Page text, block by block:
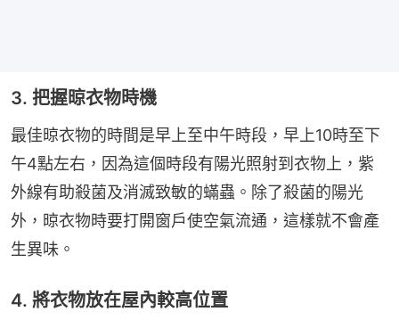
3. 把握晾衣物時機
最佳晾衣物的時間是早上至中午時段，早上10時至下
午4點左右，因為這個時段有陽光照射到衣物上，紫
外線有助殺菌及消滅致敏的蟎蟲。除了殺菌的陽光
外，晾衣物時要打開窗戶使空氣流通，這樣就不會產
生異味。
4. 將衣物放在屋內較高位置